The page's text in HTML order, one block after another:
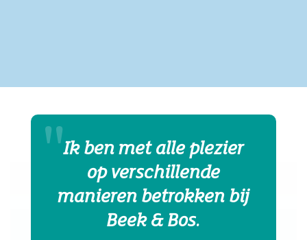
Ik ben met alle plezier
op verschillende
manieren betrokken bij
Beek & Bos.